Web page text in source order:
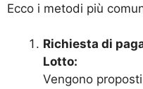
Ecco i metodi più
Richiesta di
Lotto:
Vengono